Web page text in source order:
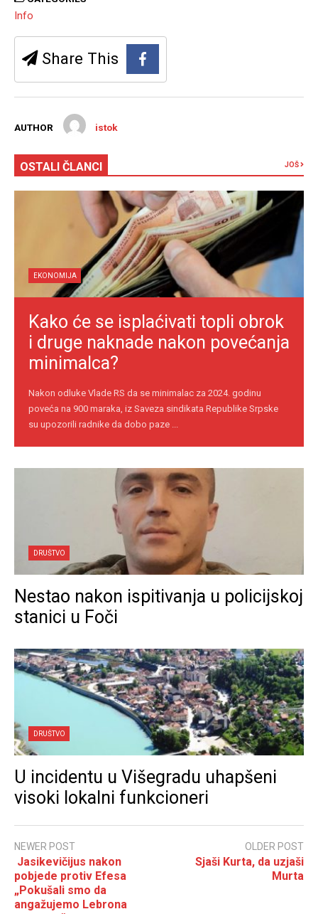
Info
Share This
AUTHOR istok
OSTALI ČLANCI JOŠ
EKONOMIJA
Kako će se isplaćivati topli obrok
i druge naknade nakon povećanja
minimalca?
Nakon odluke Vlade RS da se minimalac za 2024. godinu
poveća na 900 maraka, iz Saveza sindikata Republike Srpske
su upozorili radnike da dobo paze ...
DRUŠTVO
Nestao nakon ispitivanja u policijskoj
stanici u Foči
DRUŠTVO
U incidentu u Višegradu uhapšeni
visoki lokalni funkcioneri
NEWER POST
Jasikevičijus nakon
pobjede protiv Efesa
„Pokušali smo da
angažujemo Lebrona
OLDER POST
Sjaši Kurta, da uzjaši
Murta